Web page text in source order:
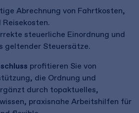
Abrechnung von Fahrtkosten,
steuerliche Einordnung und
geltender Steuersätze.
profitieren Sie von
die Ordnung und
durch topaktuelles,
praxisnahe Arbeitshilfen für